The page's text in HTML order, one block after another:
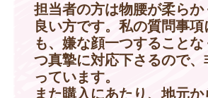
担当者の方は物腰が柔らか
良い方です。私の質問事項
も、嫌な顔一つすること
つ真摯に対応下さるので、
っています。
また購入にあたり、地元